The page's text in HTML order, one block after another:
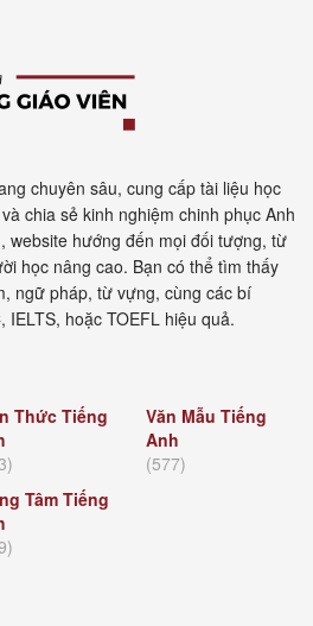
chuyên sâu, cung cấp tài liệu học
chia sẻ kinh nghiệm chinh phục Anh
website hướng đến mọi đối tượng, từ
học nâng cao. Bạn có thể tìm thấy
ngữ pháp, từ vựng, cùng các bí
IELTS, hoặc TOEFL hiệu quả.
Thức Tiếng
Tâm Tiếng
Văn Mẫu Tiếng
Anh
(577)